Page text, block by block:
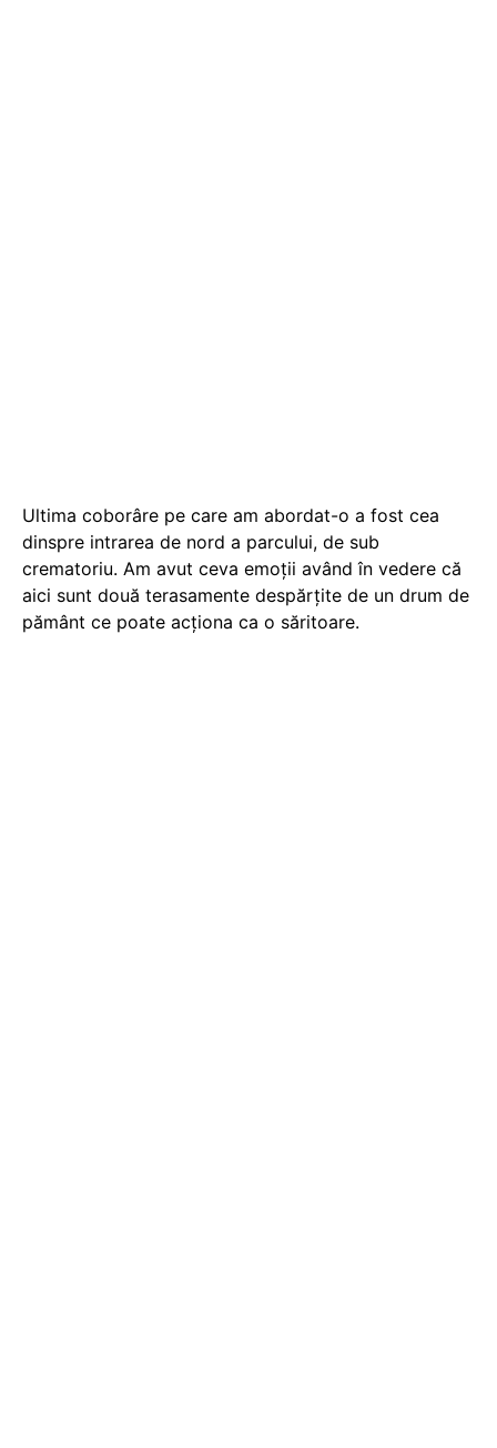
Ultima coborâre pe care am abordat-o a fost cea
dinspre intrarea de nord a parcului, de sub
crematoriu. Am avut ceva emoții având în vedere că
aici sunt două terasamente despărțite de un drum de
pământ ce poate acționa ca o săritoare.